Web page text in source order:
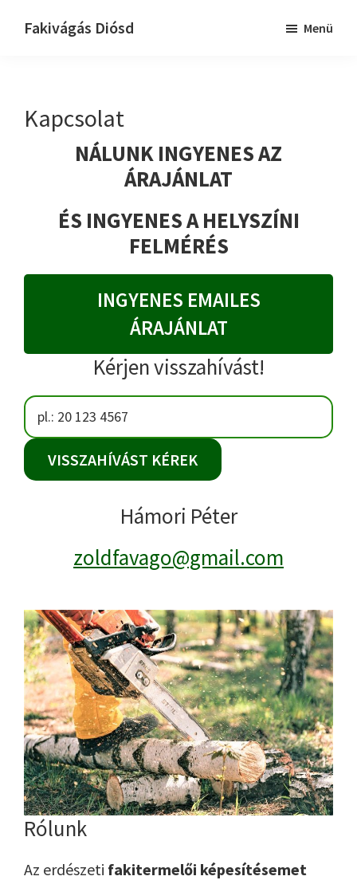
Fakivágás Diósd Menü
Kapcsolat
NÁLUNK INGYENES AZ
ÁRAJÁNLAT
ÉS INGYENES A HELYSZÍNI
FELMÉRÉS
INGYENES EMAILES
ÁRAJÁNLAT
Kérjen visszahívást!
Hámori Péter
zoldfavago@gmail.com
Rólunk
Az erdészeti fakitermelői képesítésemet